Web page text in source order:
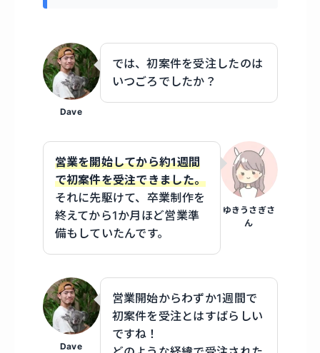
Dave
では、初案件を受注したのは
いつごろでしたか？
ゆきうさぎさ
ん
営業を開始してから約1週間
で初案件を受注できました。
それに先駆けて、卒業制作を
終えてから1か月ほど営業準
備もしていたんです。
Dave
営業開始からわずか1週間で
初案件を受注とはすばらしい
ですね！